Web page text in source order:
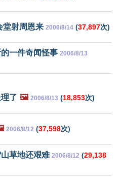
堂射周恩来 2006/8/14 (37,897次)
一件奇闻怪事 2006/8/13
了 🖼️ 2006/8/13 (18,853次)
2006/8/12 (37,598次)
草地还艰难 2006/8/12 (29,138